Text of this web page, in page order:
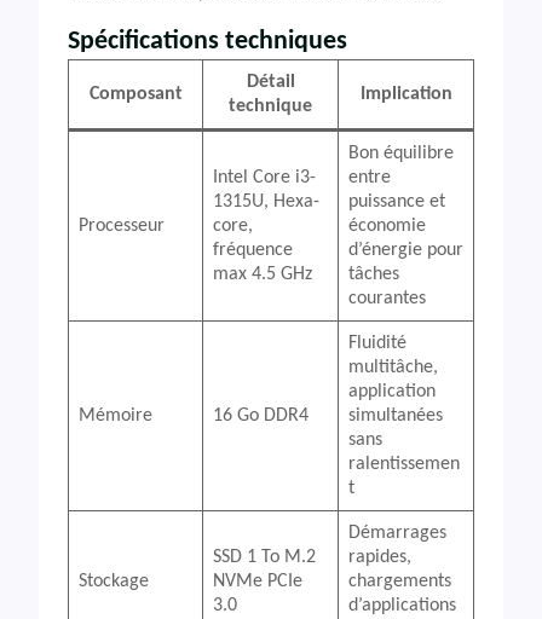
Spécifications techniques
Composant
Détail
technique
Implication
Processeur
Intel Core i3-
1315U, Hexa-
core,
fréquence
max 4.5 GHz
Bon équilibre
entre
puissance et
économie
d’énergie pour
tâches
courantes
Mémoire 16 Go DDR4
Fluidité
multitâche,
application
simultanées
sans
ralentissemen
t
Stockage
SSD 1 To M.2
NVMe PCIe
3.0
Démarrages
rapides,
chargements
d’applications